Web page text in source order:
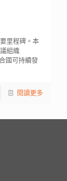
里程碑。本
組織
國可持續發
閱讀更多